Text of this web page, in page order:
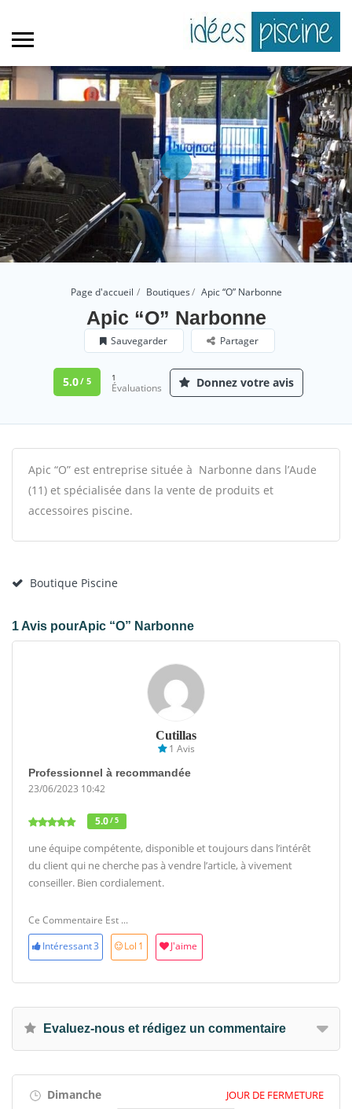
Page d'accueil Boutiques Apic “O” Narbonne
Apic “O” Narbonne
Sauvegarder Partager
5.0/ 5 1
Évaluations Donnez votre avis
Apic “O” est entreprise située à Narbonne dans l’Aude
(11) et spécialisée dans la vente de produits et
accessoires piscine.
Boutique Piscine
1 Avis pourApic “O” Narbonne
Cutillas
1 Avis
Professionnel à recommandée
23/06/2023 10:42
5.0/ 5
une équipe compétente, disponible et toujours dans l’intérêt
du client qui ne cherche pas à vendre l’article, à vivement
conseiller. Bien cordialement.
Ce Commentaire Est ...
Intéressant3 Lol 1 J'aime
Evaluez-nous et rédigez un commentaire
Dimanche JOUR DE FERMETURE